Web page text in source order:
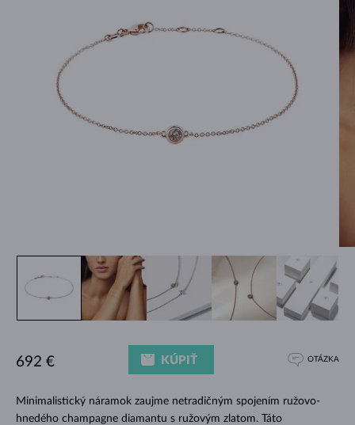
Minimalistický náramok zaujme netradičným spojením ružovo-
hnedého champagne diamantu s ružovým zlatom. Táto
692 € KÚPIŤ OTÁZKA